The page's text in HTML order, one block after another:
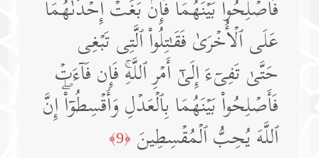
فَأَصۡلِحُوا۟ بَیۡنَهُمَاۖ فَإِنۢ بَغَتۡ إِحۡدَىٰهُمَا
عَلَى ٱلۡأُخۡرَىٰ فَقَـٰتِلُوا۟ ٱلَّتِی تَبۡغِی
حَتَّىٰ تَفِیۤءَ إِلَىٰۤ أَمۡرِ ٱللَّهِۚ فَإِن فَاۤءَتۡ
فَأَصۡلِحُوا۟ بَیۡنَهُمَا بِٱلۡعَدۡلِ وَأَقۡسِطُوۤا۟ۖ إِنَّ
ٱللَّهَ یُحِبُّ ٱلۡمُقۡسِطِینَ ﴿9﴾